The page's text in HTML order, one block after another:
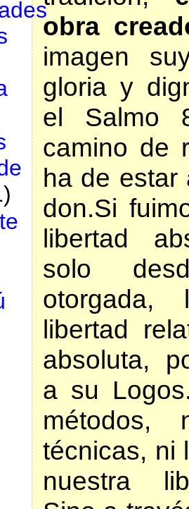
obra
imagen
gloria y
el Salmo
camino de
ha de estar
don.Si
libertad
solo
otorgada,
libertad
absoluta,
a su
métodos,
técnicas, ni
nuestra